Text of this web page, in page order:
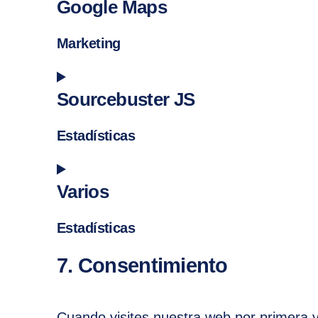
Google Maps
Marketing
Consent to service google-maps
Sourcebuster JS
Estadísticas
Consent to service sourcebuster-js
Varios
Estadísticas
Consent to service varios
7. Consentimiento